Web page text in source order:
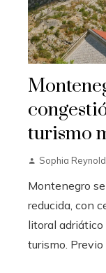
turismo
Sophia
Montenegro
reducida, con
litoral
turismo.